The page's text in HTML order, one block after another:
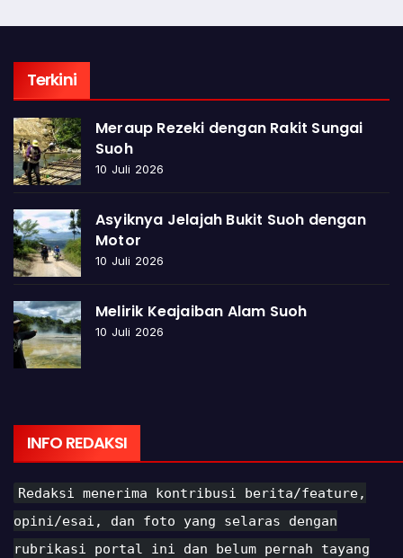
Terkini
Meraup Rezeki dengan Rakit Sungai
Suoh
10 Juli 2026
Asyiknya Jelajah Bukit Suoh dengan
Motor
10 Juli 2026
Melirik Keajaiban Alam Suoh
10 Juli 2026
INFO REDAKSI
Redaksi menerima kontribusi berita/feature,
opini/esai, dan foto yang selaras dengan
rubrikasi portal ini dan belum pernah tayang